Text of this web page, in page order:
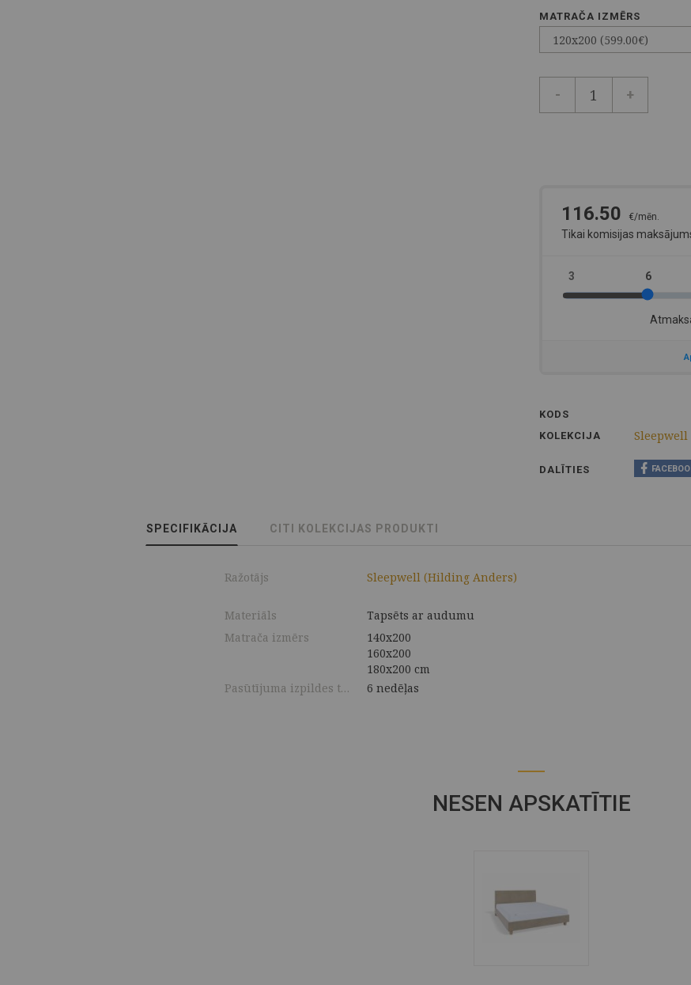
MATRAČA IZMĒRS
- +
KODS
KOLEKCIJA
Sleepwell
DALĪTIES
SPECIFIKĀCIJA CITI KOLEKCIJAS PRODUKTI
Ražotājs Sleepwell (Hilding Anders)
Materiāls
Tapsēts ar audumu
Matrača izmērs
140x200
160x200
180x200 cm
Pasūtījuma izpildes termiņš
6 nedēļas
NESEN APSKATĪTIE